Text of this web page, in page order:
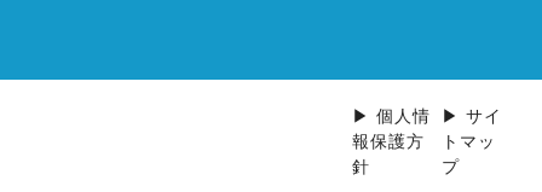
▶ 個人情
報保護方
針
▶ サイ
トマッ
プ